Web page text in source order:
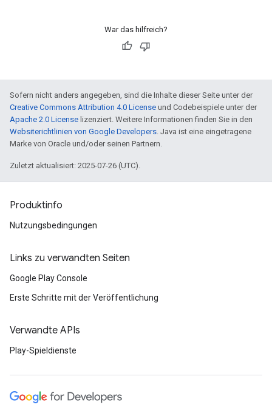
War das hilfreich?
Sofern nicht anders angegeben, sind die Inhalte dieser Seite unter der
Creative Commons Attribution 4.0 License und Codebeispiele unter der
Apache 2.0 License lizenziert. Weitere Informationen finden Sie in den
Websiterichtlinien von Google Developers. Java ist eine eingetragene
Marke von Oracle und/oder seinen Partnern.
Zuletzt aktualisiert: 2025-07-26 (UTC).
Produktinfo
Nutzungsbedingungen
Links zu verwandten Seiten
Google Play Console
Erste Schritte mit der Veröffentlichung
Verwandte APIs
Play-Spieldienste